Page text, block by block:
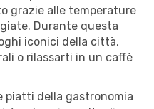
grazie alle temperature
Durante questa
iconici della città,
o rilassarti in un caffè
piatti della gastronomia